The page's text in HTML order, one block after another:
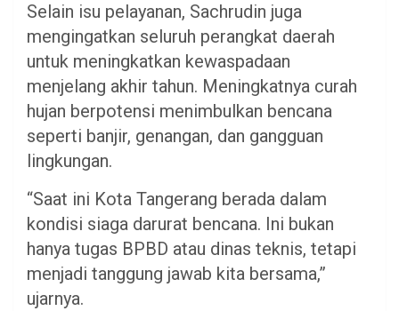
Selain isu pelayanan, Sachrudin juga
mengingatkan seluruh perangkat daerah
untuk meningkatkan kewaspadaan
menjelang akhir tahun. Meningkatnya curah
hujan berpotensi menimbulkan bencana
seperti banjir, genangan, dan gangguan
lingkungan.
“Saat ini Kota Tangerang berada dalam
kondisi siaga darurat bencana. Ini bukan
hanya tugas BPBD atau dinas teknis, tetapi
menjadi tanggung jawab kita bersama,”
ujarnya.